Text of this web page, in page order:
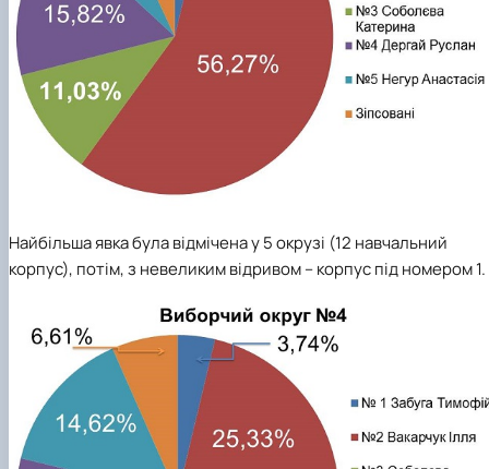
Найбільша явка була відмічена у 5 окрузі (12 навчальний
корпус), потім, з невеликим відривом – корпус під номером 1.